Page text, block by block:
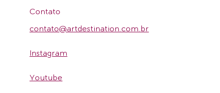
Contato
contato@artdestination.com.br
Instagram
Youtube